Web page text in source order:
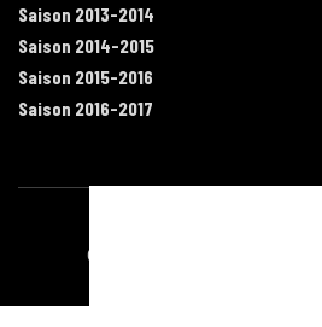
Saison 2013-2014
Saison 2014-2015
Saison 2015-2016
Saison 2016-2017
Contact